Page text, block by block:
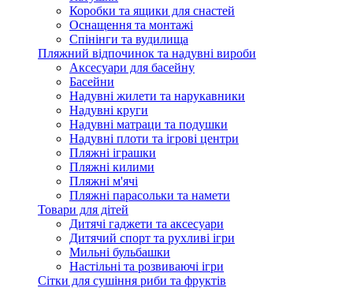
Коробки та ящики для снастей
Оснащення та монтажі
Спінінги та вудилища
Пляжний відпочинок та надувні вироби
Аксесуари для басейну
Басейни
Надувні жилети та нарукавники
Надувні круги
Надувні матраци та подушки
Надувні плоти та ігрові центри
Пляжні іграшки
Пляжні килими
Пляжні м'ячі
Пляжні парасольки та намети
Товари для дітей
Дитячі гаджети та аксесуари
Дитячий спорт та рухливі ігри
Мильні бульбашки
Настільні та розвиваючі ігри
Сітки для сушіння риби та фруктів